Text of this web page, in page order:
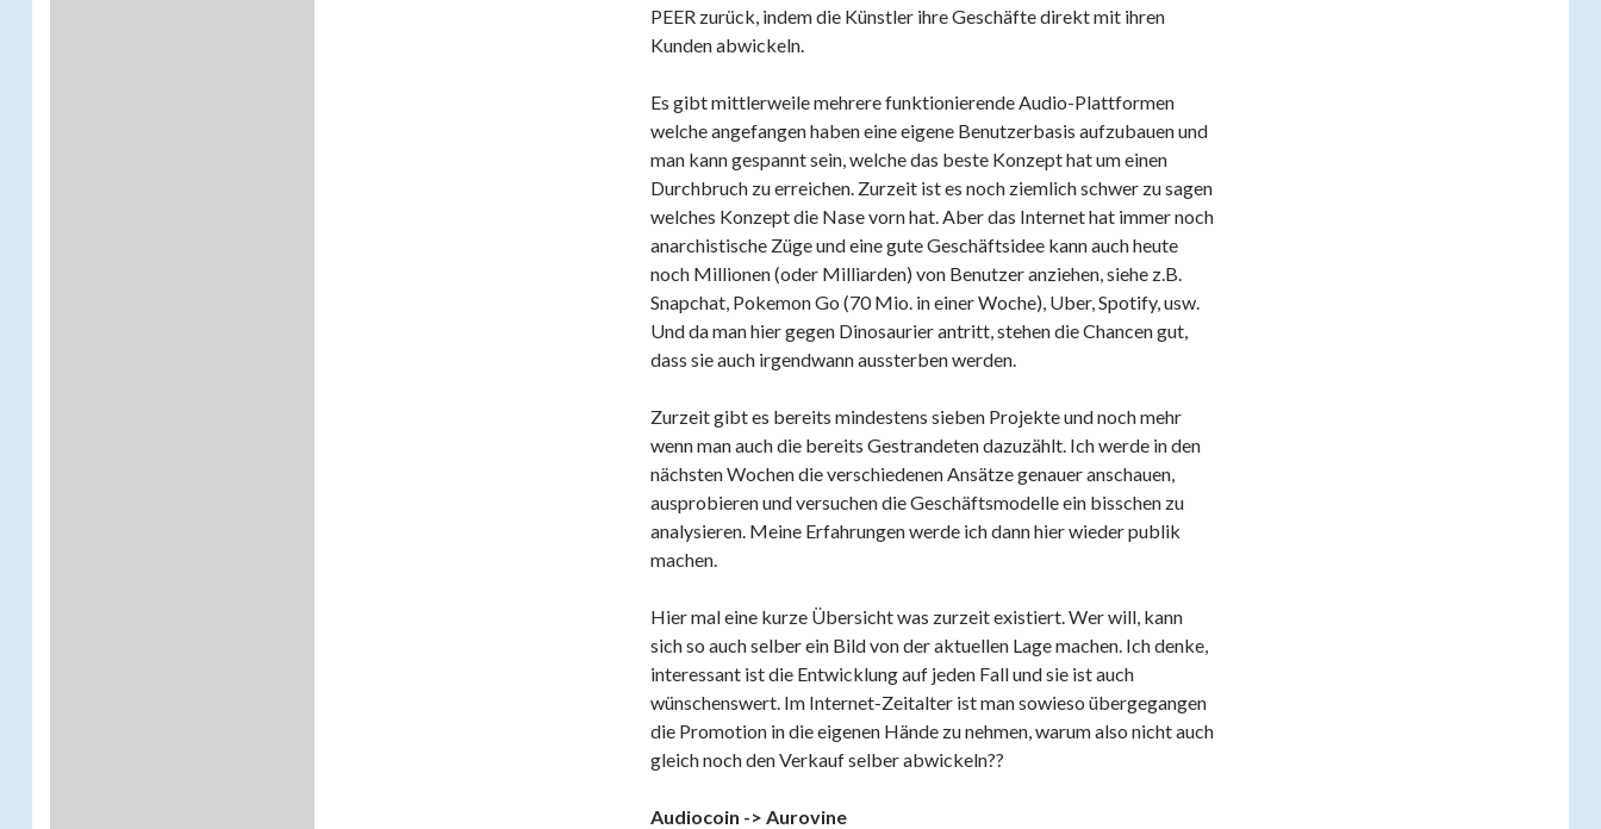
PEER zurück, indem die Künstler ihre Geschäfte direkt mit ihren
Kunden abwickeln.
Es gibt mittlerweile mehrere funktionierende Audio-Plattformen
welche angefangen haben eine eigene Benutzerbasis aufzubauen und
man kann gespannt sein, welche das beste Konzept hat um einen
Durchbruch zu erreichen. Zurzeit ist es noch ziemlich schwer zu sagen
welches Konzept die Nase vorn hat. Aber das Internet hat immer noch
anarchistische Züge und eine gute Geschäftsidee kann auch heute
noch Millionen (oder Milliarden) von Benutzer anziehen, siehe z.B.
Snapchat, Pokemon Go (70 Mio. in einer Woche), Uber, Spotify, usw.
Und da man hier gegen Dinosaurier antritt, stehen die Chancen gut,
dass sie auch irgendwann aussterben werden.
Zurzeit gibt es bereits mindestens sieben Projekte und noch mehr
wenn man auch die bereits Gestrandeten dazuzählt. Ich werde in den
nächsten Wochen die verschiedenen Ansätze genauer anschauen,
ausprobieren und versuchen die Geschäftsmodelle ein bisschen zu
analysieren. Meine Erfahrungen werde ich dann hier wieder publik
machen.
Hier mal eine kurze Übersicht was zurzeit existiert. Wer will, kann
sich so auch selber ein Bild von der aktuellen Lage machen. Ich denke,
interessant ist die Entwicklung auf jeden Fall und sie ist auch
wünschenswert. Im Internet-Zeitalter ist man sowieso übergegangen
die Promotion in die eigenen Hände zu nehmen, warum also nicht auch
gleich noch den Verkauf selber abwickeln??
Audiocoin -> Aurovine